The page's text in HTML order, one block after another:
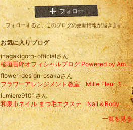
フォロー
フォローすると、このブログの更新情報が届きます。
お気に入りブログ
inagakigoro-officialさん
稲垣吾郎オフィシャルブログ Powered by Ameba
flower-design-osakaさん
フラワーアレンジメント教室 Mille Fleur ミルフルール
lumiere9101さん
和泉市ネイル まつ毛エクステ Nail＆Body Lumiere
一覧を見る